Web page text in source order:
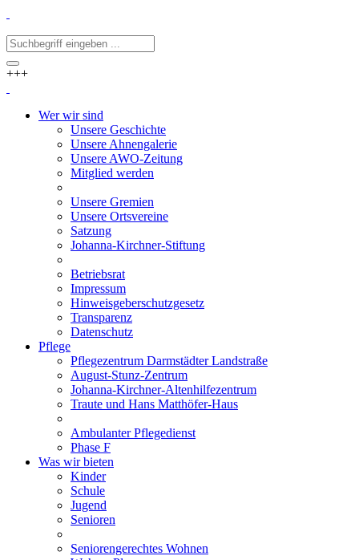
+++
Wer wir sind
Unsere Geschichte
Unsere Ahnengalerie
Unsere AWO-Zeitung
Mitglied werden
Unsere Gremien
Unsere Ortsvereine
Satzung
Johanna-Kirchner-Stiftung
Betriebsrat
Impressum
Hinweisgeberschutzgesetz
Transparenz
Datenschutz
Pflege
Pflegezentrum Darmstädter Landstraße
August-Stunz-Zentrum
Johanna-Kirchner-Altenhilfezentrum
Traute und Hans Matthöfer-Haus
Ambulanter Pflegedienst
Phase F
Was wir bieten
Kinder
Schule
Jugend
Senioren
Seniorengerechtes Wohnen